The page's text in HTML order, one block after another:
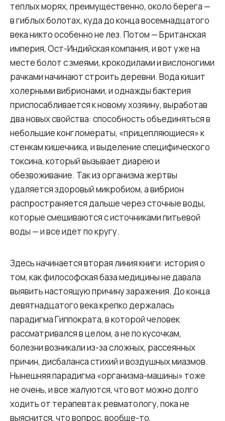
теплых морях, преимущественно, около берега —
в гиблых болотах, куда до конца восемнадцатого
века никто особенно не лез. Потом — Британская
империя, Ост-Индийская компания, и вот уже на
месте болот с змеями, крокодилами и вислоногими
рачками начинают строить деревни. Вода кишит
холерными вибрионами, и однажды бактерия
приспосабливается к новому хозяину, выработав
два новых свойства: способность объединяться в
небольшие конгломераты, «прицепляющиеся» к
стенкам кишечника, и выделение специфического
токсина, который вызывает диарею и
обезвоживание. Так из организма жертвы
удаляется здоровый микробиом, а вибрион
распространяется дальше через сточные воды,
которые смешиваются с источниками питьевой
воды — и все идет по кругу.
Здесь начинается вторая линия книги: история о
том, как философская база медицины не давала
выявить настоящую причину заражения. До конца
девятнадцатого века крепко держалась
парадигма Гиппократа, в которой человек
рассматривался в целом, а не по кусочкам,
болезни возникали из-за сложных, рассеянных
причин, дисбаланса стихий и воздушных миазмов.
Нынешняя парадигма «организма-машины» тоже
не очень, и все жалуются, что вот можно долго
ходить от терапевта к ревматологу, пока не
выяснится, что вопрос, вообще-то,